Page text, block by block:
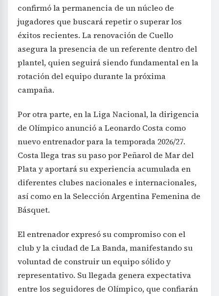
confirmó la permanencia de un núcleo de
jugadores que buscará repetir o superar los
éxitos recientes. La renovación de Cuello
asegura la presencia de un referente dentro del
plantel, quien seguirá siendo fundamental en la
rotación del equipo durante la próxima
campaña.
Por otra parte, en la Liga Nacional, la dirigencia
de Olímpico anunció a Leonardo Costa como
nuevo entrenador para la temporada 2026/27.
Costa llega tras su paso por Peñarol de Mar del
Plata y aportará su experiencia acumulada en
diferentes clubes nacionales e internacionales,
así como en la Selección Argentina Femenina de
Básquet.
El entrenador expresó su compromiso con el
club y la ciudad de La Banda, manifestando su
voluntad de construir un equipo sólido y
representativo. Su llegada genera expectativa
entre los seguidores de Olímpico, que confiarán